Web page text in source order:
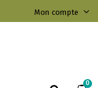
Mon compte
0